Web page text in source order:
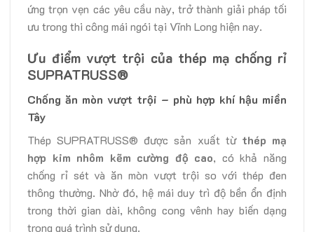
ứng trọn vẹn các yêu cầu này, trở thành giải pháp tối
ưu trong thi công mái ngói tại Vĩnh Long hiện nay.
Ưu điểm vượt trội của thép mạ chống rỉ
SUPRATRUSS®
Chống ăn mòn vượt trội – phù hợp khí hậu miền
Tây
Thép SUPRATRUSS® được sản xuất từ thép mạ
hợp kim nhôm kẽm cường độ cao, có khả năng
chống rỉ sét và ăn mòn vượt trội so với thép đen
thông thường. Nhờ đó, hệ mái duy trì độ bền ổn định
trong thời gian dài, không cong vênh hay biến dạng
trong quá trình sử dụng.